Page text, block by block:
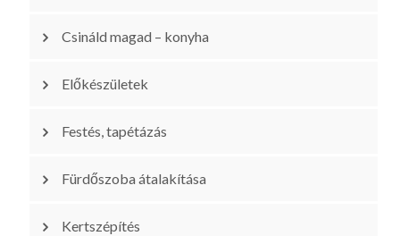
Csináld magad – konyha
Előkészületek
Festés, tapétázás
Fürdőszoba átalakítása
Kertszépítés